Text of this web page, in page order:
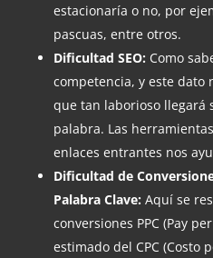
estacionaría o no, por
pascuas, entre otros.
Dificultad SEO: Como
competencia, y este dato
que tan laborioso llegará
palabra. Las
enlaces entrantes nos
Dificultad de
Palabra Clave: Aquí se
conversiones PPC (Pay
estimado del CPC (Costo